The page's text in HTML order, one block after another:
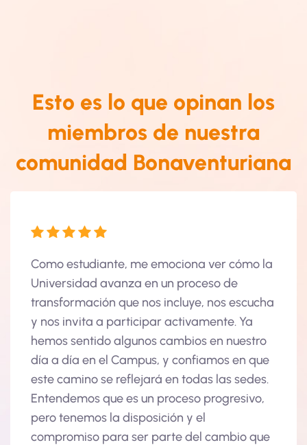
Esto es lo que opinan los
miembros de nuestra
comunidad Bonaventuriana
Como estudiante, me emociona ver cómo la
Universidad avanza en un proceso de
transformación que nos incluye, nos escucha
y nos invita a participar activamente. Ya
hemos sentido algunos cambios en nuestro
día a día en el Campus, y confiamos en que
este camino se reflejará en todas las sedes.
Entendemos que es un proceso progresivo,
pero tenemos la disposición y el
compromiso para ser parte del cambio que